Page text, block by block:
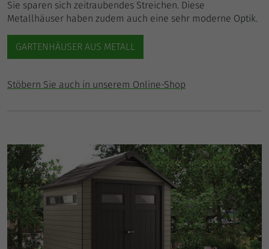
Sie sparen sich zeitraubendes Streichen. Diese
Metallhäuser haben zudem auch eine sehr moderne Optik.
GARTENHÄUSER AUS METALL
Stöbern Sie auch in unserem Online-Shop